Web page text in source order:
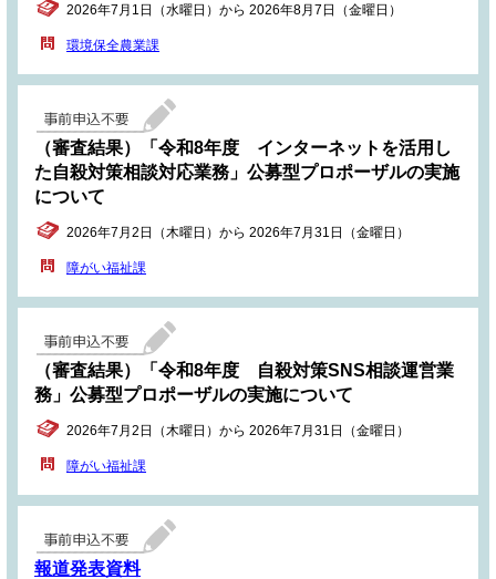
2026年7月1日（水曜日）から 2026年8月7日（金曜日）
環境保全農業課
（審査結果）「令和8年度 インターネットを活用し
た自殺対策相談対応業務」公募型プロポーザルの実施
について
2026年7月2日（木曜日）から 2026年7月31日（金曜日）
障がい福祉課
（審査結果）「令和8年度 自殺対策SNS相談運営業
務」公募型プロポーザルの実施について
2026年7月2日（木曜日）から 2026年7月31日（金曜日）
障がい福祉課
報道発表資料